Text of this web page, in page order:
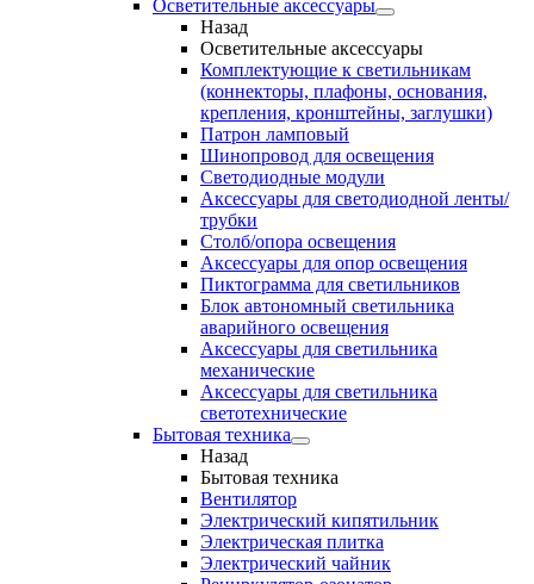
Осветительные аксессуары
Назад
Осветительные аксессуары
Комплектующие к светильникам
(коннекторы, плафоны, основания,
крепления, кронштейны, заглушки)
Патрон ламповый
Шинопровод для освещения
Светодиодные модули
Аксессуары для светодиодной ленты/
трубки
Столб/опора освещения
Аксессуары для опор освещения
Пиктограмма для светильников
Блок автономный светильника
аварийного освещения
Аксессуары для светильника
механические
Аксессуары для светильника
светотехнические
Бытовая техника
Назад
Бытовая техника
Вентилятор
Электрический кипятильник
Электрическая плитка
Электрический чайник